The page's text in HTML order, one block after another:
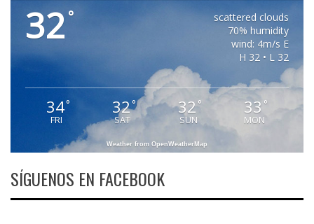
32 °
scattered clouds
70% humidity
wind: 4m/s E
H 32 • L 32
34°
FRI
32°
SAT
32 °
SUN
33 °
MON
Weather from OpenWeatherMap
SÍGUENOS EN FACEBOOK